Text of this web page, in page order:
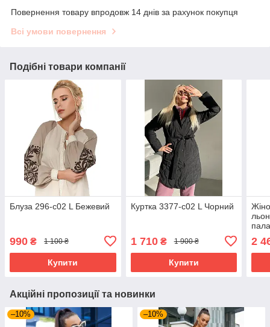
Повернення товару впродовж 14 днів за рахунок покупця
Всі умови повернення
Подібні товари компанії
Блуза 296-с02 L Бежевий
990 ₴ 1 100 ₴
Купити
Куртка 3377-c02 L Чорний
1 710₴ 1 900 ₴
Купити
2
Акційні пропозиції та новинки
–10% –10%